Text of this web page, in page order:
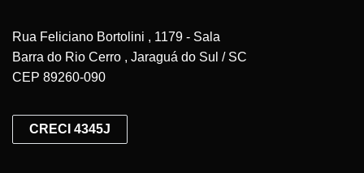
Rua Feliciano Bortolini , 1179 - Sala
Barra do Rio Cerro , Jaraguá do Sul / SC
CEP 89260-090
CRECI 4345J